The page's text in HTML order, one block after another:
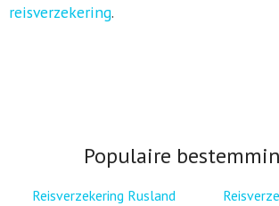
reisverzekering.
Populaire
Reisverzekering Rusland